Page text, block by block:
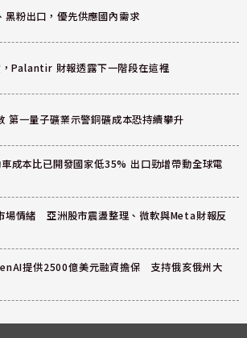
黑粉出口，優先供應國內需求
Palantir 財報透露下一階段在這裡
第一量子礦業示警銅礦成本恐持續攀升
成本比已開發國家低35% 出口勁增帶動全球電
場情緒 亞洲股市震盪整理、微軟與Meta財報反
提供2500億美元融資擔保 支持俄亥俄州大